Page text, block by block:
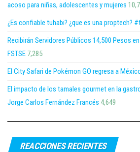
acoso para niñas, adolescentes y mujeres
¿Es confiable tuhabi? ¿que es una proptech?
Recibirán Servidores Públicos 14,500 Pesos
FSTSE 7,285
El City Safari de Pokémon GO regresa a
El impacto de los tamales gourmet en la
Jorge Carlos Fernández Francés 4,649
REACCIONES RECIENTES